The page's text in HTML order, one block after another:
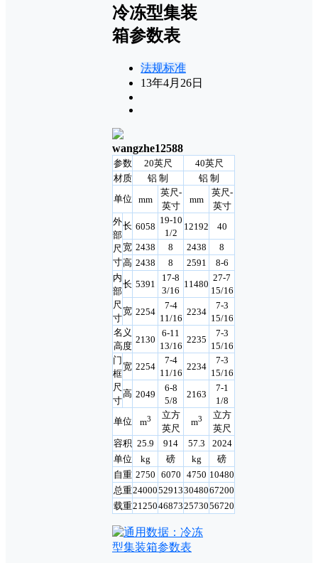
冷冻型集装
箱参数表
法规标准
13年4月26日
wangzhe12588
参数 20英尺
40英尺
材质
铝 制
铝 制
单位
mm
英尺-
英寸
mm
英尺-
英寸
外
部
尺
寸
长 6058
19-10
1/2
12192
40
宽 2438 8 2438
8
高 2438 8 2591
8-6
内
部
尺
寸
长 5391
17-8
3/16
11480
27-7
15/16
宽 2254
7-4
11/16
2234
7-3
15/16
名义
高度
2130
6-11
13/16
2235
7-3
15/16
门
框
尺
寸
宽 2254
7-4
11/16
2234
7-3
15/16
高 2049
6-8
5/8
2163
7-1
1/8
单位
m3
立方
英尺
m3
立方
英尺
容积 25.9 914 57.3
2024
单位
kg 磅 kg
磅
自重 2750 6070 4750 10480
总重24000529133048067200
载重21250468732573056720